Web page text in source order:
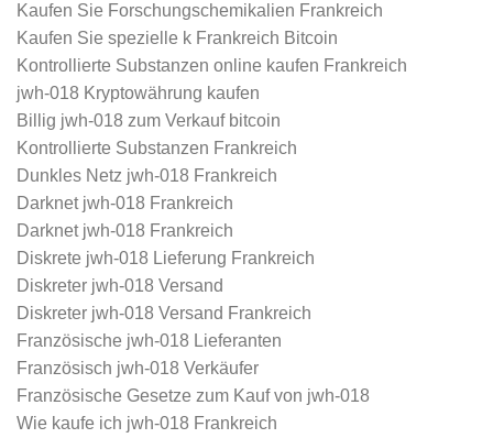
Kaufen Sie Forschungschemikalien Frankreich
Kaufen Sie spezielle k Frankreich Bitcoin
Kontrollierte Substanzen online kaufen Frankreich
jwh-018 Kryptowährung kaufen
Billig jwh-018 zum Verkauf bitcoin
Kontrollierte Substanzen Frankreich
Dunkles Netz jwh-018 Frankreich
Darknet jwh-018 Frankreich
Darknet jwh-018 Frankreich
Diskrete jwh-018 Lieferung Frankreich
Diskreter jwh-018 Versand
Diskreter jwh-018 Versand Frankreich
Französische jwh-018 Lieferanten
Französisch jwh-018 Verkäufer
Französische Gesetze zum Kauf von jwh-018
Wie kaufe ich jwh-018 Frankreich